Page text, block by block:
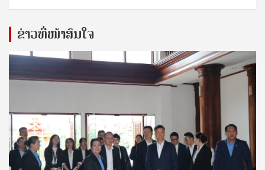
ຂ່າວທີ່ໜ້າສົນໃຈ